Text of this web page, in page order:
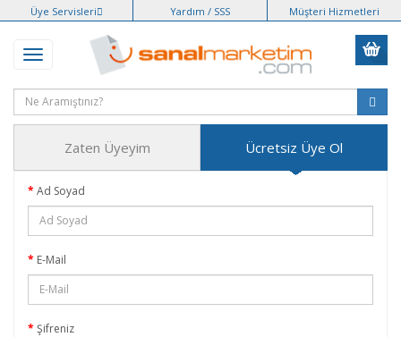
Üye Servisleri Yardım / SSS Müşteri Hizmetleri
Zaten Üyeyim Ücretsiz Üye Ol
Ad Soyad
E-Mail
Şifreniz